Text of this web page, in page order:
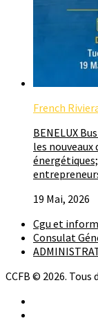
French
BENELUX
les nouveaux
19 Mai, 2026
Cgu et
Consulat
CCFB © 2026. Tous